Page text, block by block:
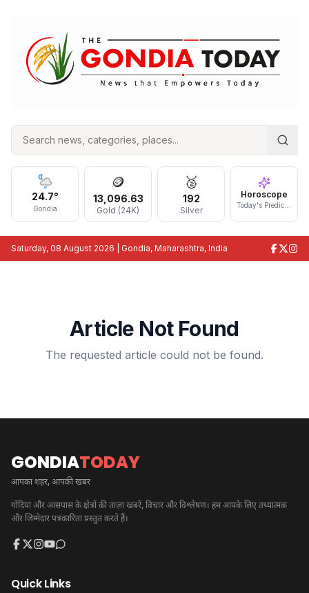
24.7°
Gondia
🪙
13,096.63
Gold (24K)
🥈
192
Silver
Horoscope
Saturday, 08 August 2026 | Gondia, Maharashtra, India
Article Not Found
The requested article could not be found.
GONDIATODAY
आपका शहर, आपकी खबर
गोंदिया और आसपास के क्षेत्रों की ताज़ा खबरें, विचार और विश्लेषण। हम आपके लिए तथ्यात्मक
और जिम्मेदार पत्रकारिता प्रस्तुत करते हैं।
Quick Links